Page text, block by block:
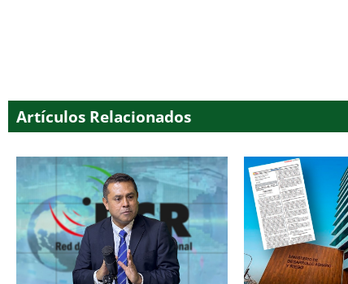
Artículos Relacionados